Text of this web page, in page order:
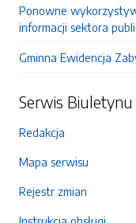
Ponowne
informacji sektora
Gminna Ewidencja
Serwis Biuletynu
Redakcja
Mapa serwisu
Rejestr zmian